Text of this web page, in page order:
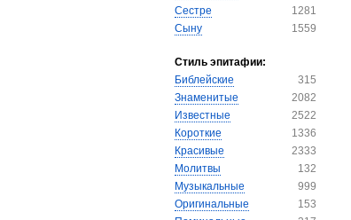
Сестре
1281
Сыну
1559
Стиль эпитафии:
Библейские
315
Знаменитые
2082
Известные
2522
Короткие
1336
Красивые
2333
Молитвы
132
Музыкальные
999
Оригинальные
153